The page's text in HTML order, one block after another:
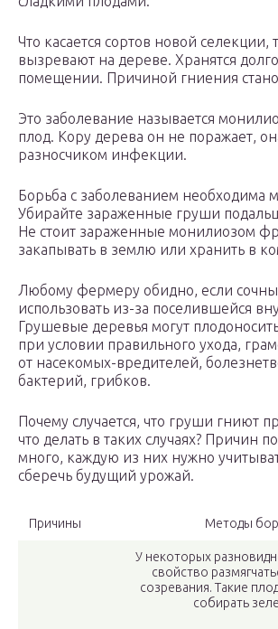
Что касается сортов новой селекции,
вызревают на дереве. Хранятся
помещении. Причиной гниения
Это заболевание называется
плод. Кору дерева он не поражает,
разносчиком инфекции.
Борьба с заболеванием необходима
Убирайте зараженные груши
Не стоит зараженные монилиозом
закапывать в землю или хранить в
Любому фермеру обидно, если
использовать из-за поселившейся
Грушевые деревья могут
при условии правильного ухода,
от насекомых-вредителей,
бактерий, грибков.
Почему случается, что груши гниют
что делать в таких случаях? Причин
много, каждую из них нужно
сберечь будущий урожай.
Причины Методы
У некоторых
свойство
созревания. Такие
собирать